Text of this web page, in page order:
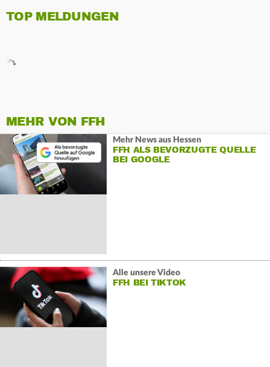
TOP MELDUNGEN
MEHR VON FFH
Mehr News aus Hessen
FFH ALS BEVORZUGTE QUELLE
BEI GOOGLE
Alle unsere Video
FFH BEI TIKTOK